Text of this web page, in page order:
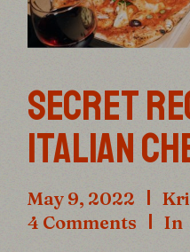
SECRET
ITALIAN
May 9, 2022
4 Comments
In